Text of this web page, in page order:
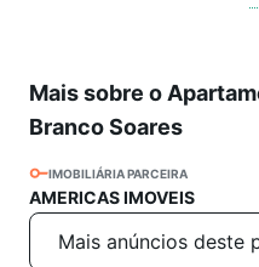
Mais sobre o
Branco Soares
IMOBILIÁRIA PARCEIRA
AMERICAS IMOVEIS
Mais anúncios deste